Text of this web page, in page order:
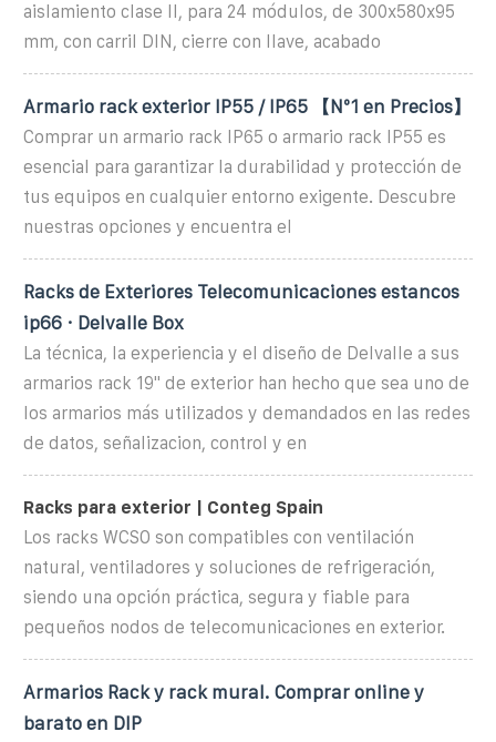
aislamiento clase II, para 24 módulos, de 300x580x95
mm, con carril DIN, cierre con llave, acabado
Armario rack exterior IP55 / IP65 【Nº1 en Precios】
Comprar un armario rack IP65 o armario rack IP55 es
esencial para garantizar la durabilidad y protección de
tus equipos en cualquier entorno exigente. Descubre
nuestras opciones y encuentra el
Racks de Exteriores Telecomunicaciones estancos
ip66 · Delvalle Box
La técnica, la experiencia y el diseño de Delvalle a sus
armarios rack 19" de exterior han hecho que sea uno de
los armarios más utilizados y demandados en las redes
de datos, señalizacion, control y en
Racks para exterior | Conteg Spain
Los racks WCSO son compatibles con ventilación
natural, ventiladores y soluciones de refrigeración,
siendo una opción práctica, segura y fiable para
pequeños nodos de telecomunicaciones en exterior.
Armarios Rack y rack mural. Comprar online y
barato en DIP